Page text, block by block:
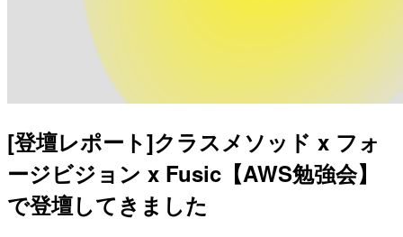
[登壇レポート]クラスメソッド x フォ
ージビジョン x Fusic【AWS勉強会】
で登壇してきました